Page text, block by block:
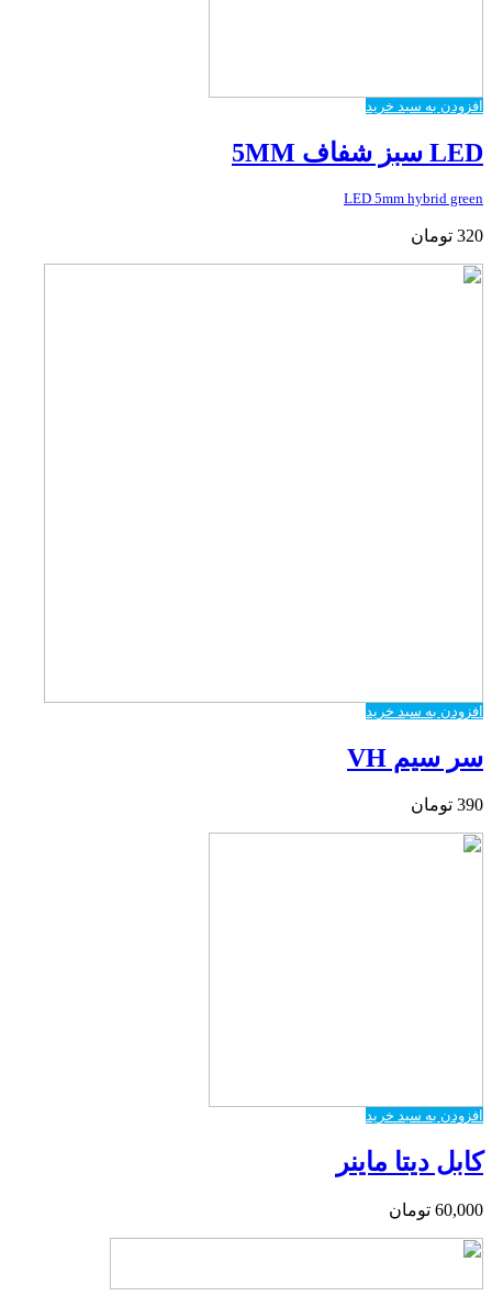
افزودن به سبد خرید
LED سبز شفاف 5MM
LED 5mm hybrid green
320 تومان
افزودن به سبد خرید
سر سیم VH
390 تومان
افزودن به سبد خرید
کابل دیتا ماینر
60,000 تومان